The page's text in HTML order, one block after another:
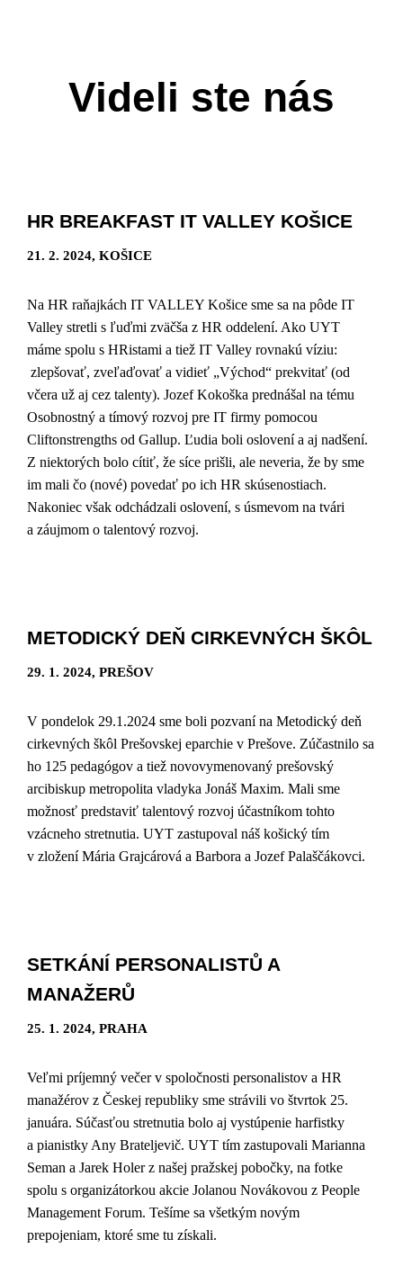
Videli ste nás
HR BREAKFAST IT VALLEY KOŠICE
21. 2. 2024, KOŠICE
Na HR raňajkách IT VALLEY Košice sme sa na pôde IT
Valley stretli s ľuďmi zväčša z HR oddelení. Ako UYT
máme spolu s HRistami a tiež IT Valley rovnakú víziu:
zlepšovať, zveľaďovať a vidieť „Východ“ prekvitať (od
včera už aj cez talenty). Jozef Kokoška prednášal na tému
Osobnostný a tímový rozvoj pre IT firmy pomocou
Cliftonstrengths od Gallup. Ľudia boli oslovení a aj nadšení.
Z niektorých bolo cítiť, že síce prišli, ale neveria, že by sme
im mali čo (nové) povedať po ich HR skúsenostiach.
Nakoniec však odchádzali oslovení, s úsmevom na tvári
a záujmom o talentový rozvoj.
METODICKÝ DEŇ CIRKEVNÝCH ŠKÔL
29. 1. 2024, PREŠOV
V pondelok 29.1.2024 sme boli pozvaní na Metodický deň
cirkevných škôl Prešovskej eparchie v Prešove. Zúčastnilo sa
ho 125 pedagógov a tiež novovymenovaný prešovský
arcibiskup metropolita vladyka Jonáš Maxim. Mali sme
možnosť predstaviť talentový rozvoj účastníkom tohto
vzácneho stretnutia. UYT zastupoval náš košický tím
v zložení Mária Grajcárová a Barbora a Jozef Palaščákovci.
SETKÁNÍ PERSONALISTŮ A
MANAŽERŮ
25. 1. 2024, PRAHA
Veľmi príjemný večer v spoločnosti personalistov a HR
manažérov z Českej republiky sme strávili vo štvrtok 25.
januára. Súčasťou stretnutia bolo aj vystúpenie harfistky
a pianistky Any Brateljevič. UYT tím zastupovali Marianna
Seman a Jarek Holer z našej pražskej pobočky, na fotke
spolu s organizátorkou akcie Jolanou Novákovou z People
Management Forum. Tešíme sa všetkým novým
prepojeniam, ktoré sme tu získali.